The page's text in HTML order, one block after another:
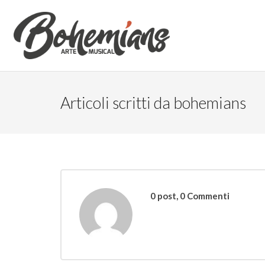
Articoli scritti da bohemians
0 post, 0 Commenti